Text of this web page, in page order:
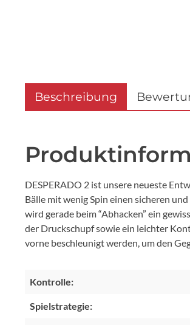
Beschreibung
DESPERADO 2 ist unsere neueste
Bälle mit wenig Spin einen sicheren
wird gerade beim “Abhacken” ein
der Druckschupf sowie ein leichter
vorne beschleunigt werden, um den
Kontrolle:
Spielstrategie: